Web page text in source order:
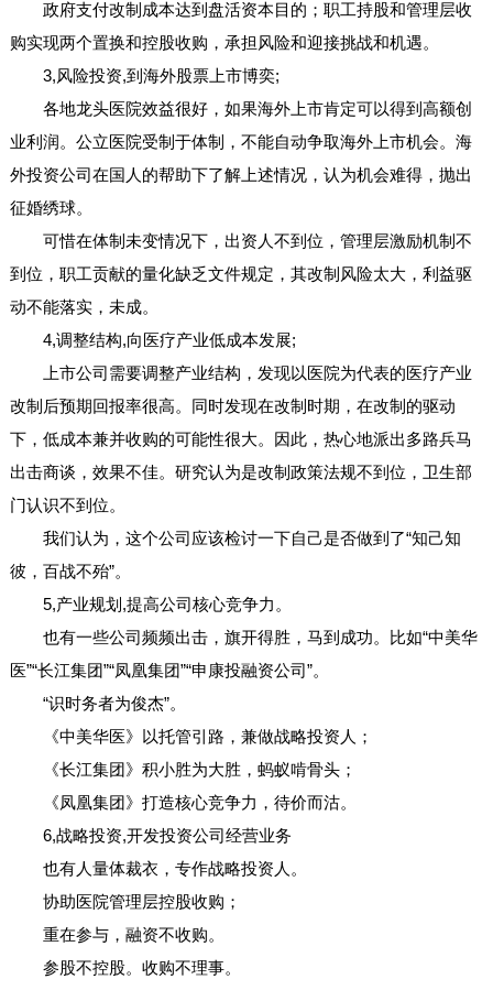
政府支付改制成本达到盘活资本目的；职工持股和管理层收
购实现两个置换和控股收购，承担风险和迎接挑战和机遇。
3,风险投资,到海外股票上市博奕;
各地龙头医院效益很好，如果海外上市肯定可以得到高额创
业利润。公立医院受制于体制，不能自动争取海外上市机会。海
外投资公司在国人的帮助下了解上述情况，认为机会难得，抛出
征婚绣球。
可惜在体制未变情况下，出资人不到位，管理层激励机制不
到位，职工贡献的量化缺乏文件规定，其改制风险太大，利益驱
动不能落实，未成。
4,调整结构,向医疗产业低成本发展;
上市公司需要调整产业结构，发现以医院为代表的医疗产业
改制后预期回报率很高。同时发现在改制时期，在改制的驱动
下，低成本兼并收购的可能性很大。因此，热心地派出多路兵马
出击商谈，效果不佳。研究认为是改制政策法规不到位，卫生部
门认识不到位。
我们认为，这个公司应该检讨一下自己是否做到了“知己知
彼，百战不殆”。
5,产业规划,提高公司核心竞争力。
也有一些公司频频出击，旗开得胜，马到成功。比如“中美华
医”“长江集团”“凤凰集团”“申康投融资公司”。
“识时务者为俊杰”。
《中美华医》以托管引路，兼做战略投资人；
《长江集团》积小胜为大胜，蚂蚁啃骨头；
《凤凰集团》打造核心竞争力，待价而沽。
6,战略投资,开发投资公司经营业务
也有人量体裁衣，专作战略投资人。
协助医院管理层控股收购；
重在参与，融资不收购。
参股不控股。收购不理事。